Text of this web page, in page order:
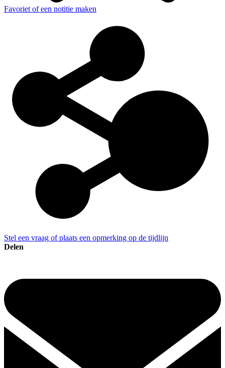
Favoriet of een notitie maken
Stel een vraag of plaats een opmerking op de tijdlijn
Delen